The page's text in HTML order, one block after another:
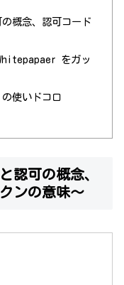
概念、認可コード
をガッ
使いドコロ
認可の概念、
ンの意味〜